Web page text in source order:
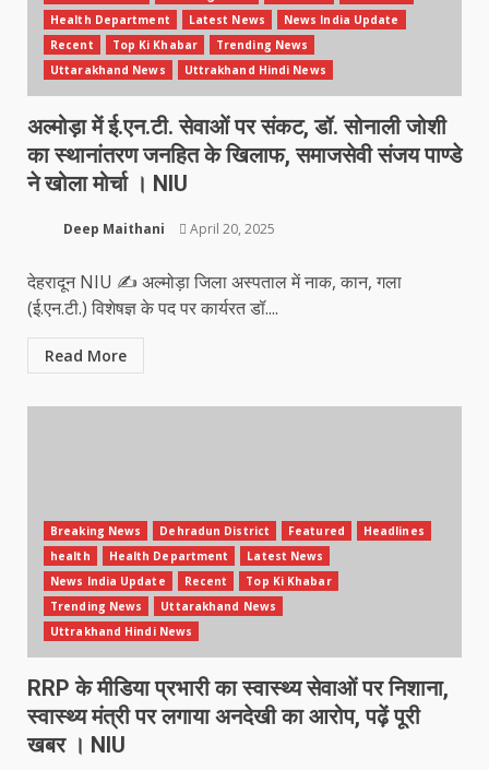
Health Department
Latest News
News India Update
Recent
Top Ki Khabar
Trending News
Uttarakhand News
Uttrakhand Hindi News
अल्मोड़ा में ई.एन.टी. सेवाओं पर संकट, डॉ. सोनाली जोशी
का स्थानांतरण जनहित के खिलाफ, समाजसेवी संजय पाण्डे
ने खोला मोर्चा । NIU
Deep Maithani April 20, 2025
देहरादून NIU ✍️ अल्मोड़ा जिला अस्पताल में नाक, कान, गला
(ई.एन.टी.) विशेषज्ञ के पद पर कार्यरत डॉ....
Read More
Breaking News Dehradun District Featured
Headlines
health
Health Department
Latest News
News India Update
Recent
Top Ki Khabar
Trending News
Uttarakhand News
Uttrakhand Hindi News
RRP के मीडिया प्रभारी का स्वास्थ्य सेवाओं पर निशाना,
स्वास्थ्य मंत्री पर लगाया अनदेखी का आरोप, पढ़ें पूरी
खबर । NIU